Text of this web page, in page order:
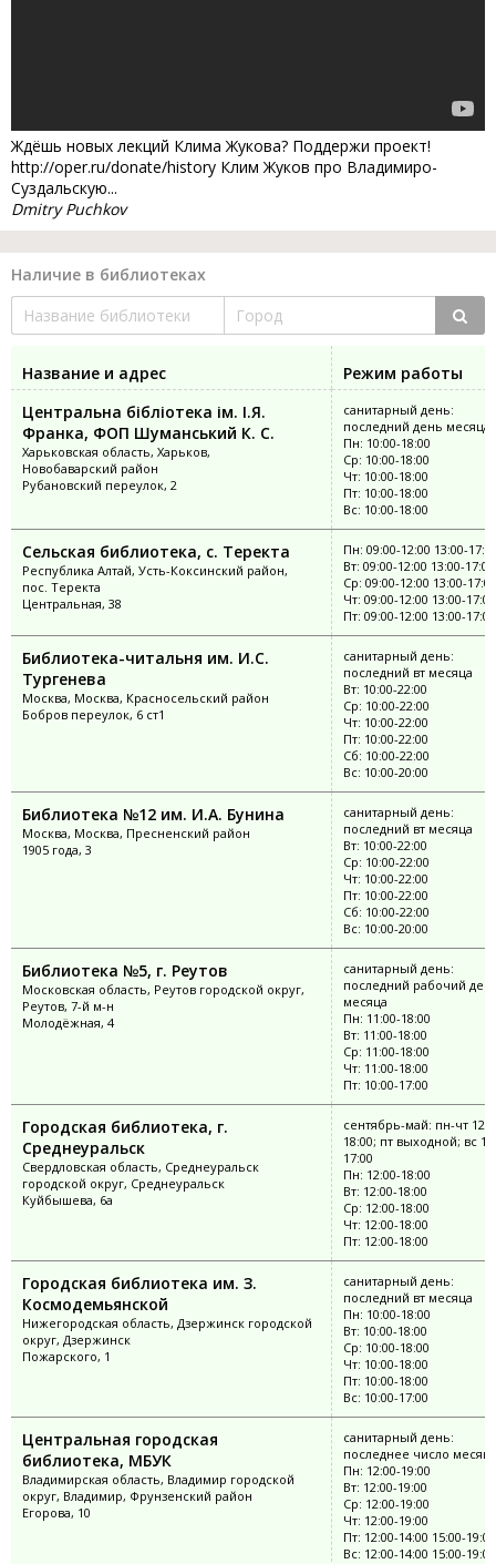
Ждёшь новых лекций Клима Жукова? Поддержи проект!
http://oper.ru/donate/history Клим Жуков про Владимиро-
Суздальскую...
Dmitry Puchkov
Наличие в библиотеках
Название и адрес
Режим работы
Центральна бібліотека ім. І.Я.
Франка, ФОП Шуманський К. С.
Харьковская область, Харьков,
Новобаварский район
Рубановский переулок, 2
санитарный день:
последний день месяца
Пн: 10:00-18:00
Ср: 10:00-18:00
Чт: 10:00-18:00
Пт: 10:00-18:00
Вс: 10:00-18:00
Сельская библиотека, с. Теректа
Республика Алтай, Усть-Коксинский район,
пос. Теректа
Центральная, 38
Пн: 09:00-12:00 13:00-
Вт: 09:00-12:00 13:00-17:00
Ср: 09:00-12:00 13:00-17:00
Чт: 09:00-12:00 13:00-17:00
Пт: 09:00-12:00 13:00-17:00
Библиотека-читальня им. И.С.
Тургенева
Москва, Москва, Красносельский район
Бобров переулок, 6 ст1
санитарный день:
последний вт месяца
Вт: 10:00-22:00
Ср: 10:00-22:00
Чт: 10:00-22:00
Пт: 10:00-22:00
Сб: 10:00-22:00
Вс: 10:00-20:00
Библиотека №12 им. И.А. Бунина
Москва, Москва, Пресненский район
1905 года, 3
санитарный день:
последний вт месяца
Вт: 10:00-22:00
Ср: 10:00-22:00
Чт: 10:00-22:00
Пт: 10:00-22:00
Сб: 10:00-22:00
Вс: 10:00-20:00
Библиотека №5, г. Реутов
Московская область, Реутов городской округ,
Реутов, 7-й м-н
Молодёжная, 4
санитарный день:
последний рабочий
месяца
Пн: 11:00-18:00
Вт: 11:00-18:00
Ср: 11:00-18:00
Чт: 11:00-18:00
Пт: 10:00-17:00
Городская библиотека, г.
Среднеуральск
Свердловская область, Среднеуральск
городской округ, Среднеуральск
Куйбышева, 6а
сентябрь-май: пн-чт
18:00; пт выходной; вс
17:00
Пн: 12:00-18:00
Вт: 12:00-18:00
Ср: 12:00-18:00
Чт: 12:00-18:00
Пт: 12:00-18:00
Городская библиотека им. З.
Космодемьянской
Нижегородская область, Дзержинск городской
округ, Дзержинск
Пожарского, 1
санитарный день:
последний вт месяца
Пн: 10:00-18:00
Вт: 10:00-18:00
Ср: 10:00-18:00
Чт: 10:00-18:00
Пт: 10:00-18:00
Вс: 10:00-17:00
Центральная городская
библиотека, МБУК
Владимирская область, Владимир городской
округ, Владимир, Фрунзенский район
Егорова, 10
санитарный день:
последнее число месяца
Пн: 12:00-19:00
Вт: 12:00-19:00
Ср: 12:00-19:00
Чт: 12:00-19:00
Пт: 12:00-14:00 15:00-19:00
Вс: 12:00-14:00 15:00-19:00